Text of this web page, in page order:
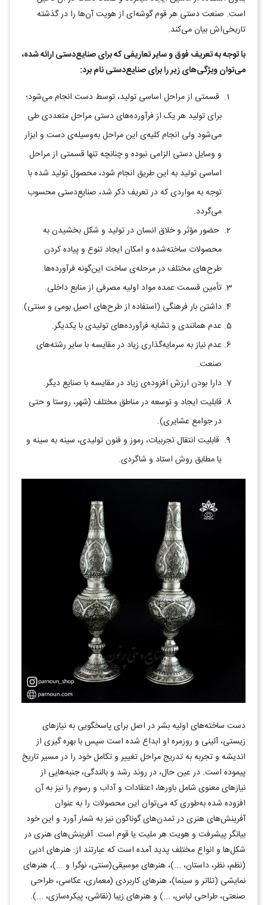
است. صنعت دستی هر قوم گوشه‌ای از هویت آن‌ها را در گذشته
تاریخی‌اش بیان می‌کند.
با توجه به تعریف فوق و سایر تعاریفی که برای صنایع‌دستی ارائه شده،
می‌توان ویژگی‌های زیر را برای صنایع‌دستی نام برد:
قسمتی از مراحل اساسی تولید، توسط دست انجام می‌شود؛
برای تولید هر یک از فرآورده‌های دستی مراحل متعددی طی
می‌شود ولی انجام کلیه‌ی این مراحل به‌وسیله‌ی دست و ابزار
و وسایل دستی الزامی نبوده و چنانچه تنها قسمتی از مراحل
اساسی تولید به این طریق انجام شود، محصول تولید شده با
توجه به مواردی که در تعریف ذکر شد، صنایع‌دستی محسوب
می‌گردد.
حضور مؤثر و خلاق انسان در تولید و شکل بخشیدن به
محصولات ساخته‌شده و امکان ایجاد تنوع و پیاده کردن
طرح‌های مختلف در مرحله‌ی ساخت این‌گونه فرآورده‌ها.
تأمین قسمت عمده مواد اولیه مصرفی از منابع داخلی.
داشتن بار فرهنگی (استفاده از طرح‌های اصیل بومی و سنتی).
عدم همانندی و تشابه فرآورده‌های تولیدی با یکدیگر.
عدم نیاز به سرمایه‌گذاری زیاد در مقایسه با سایر رشته‌های
صنعت.
دارا بودن ارزش افزوده‌ی زیاد در مقایسه با صنایع دیگر.
قابلیت ایجاد و توسعه در مناطق مختلف (شهر، روستا و حتی
در جوامع عشایری).
قابلیت انتقال تجربیات، رموز و فنون تولیدی، سینه به سینه و
یا مطابق روش استاد و شاگردی.
دست ساخته‌های اولیه بشر در اصل برای پاسخگویی به نیازهای
زیستی، آئینی و روزمره او ابداع شده است سپس با بهره گیری از
اندیشه و تجربه به تدریج مراحل تغییر و تکامل خود را در مسیر تاریخ
پیموده است. در عین حال، در روند رشد و بالندگی، جنبه‌هایی از
نیازهای معنوی شامل باورها، اعتقادات و آداب و رسوم را نیز به آن
افزوده شده به‌طوری که می‌توان این محصولات را به عنوان
آفرینش‌های هنری در تمدن‌های گوناگون نیز به شمار آورد و این خود
بیانگر پیشرفت و هویت هر ملیت یا قوم است. آفرینش‌های هنری در
شکل‌ها و انواع مختلف پدید آمده است که عبارتند از: هنرهای ادبی
(نظم، نظر، داستان، ...)، هنرهای موسیقی(سنتی، نوگرا و ...)، هنرهای
نمایشی (تئاتر و سینما)، هنرهای کاربردی (معماری، عکاسی، طراحی
صنعتی، طراحی لباس، ...) و هنرهای زیبا (نقاشی، پیکره‌سازی، ...).